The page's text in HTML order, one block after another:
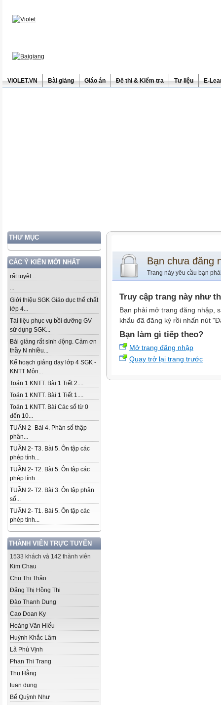
ViOLET.VN Bài giảng Giáo án Đề thi & Kiểm tra Tư liệu E-
THƯ MỤC
CÁC Ý KIẾN MỚI NHẤT
rất tuyệt...
...
Giới thiệu SGK Giáo dục thể chất
lớp 4...
Tài liệu phục vụ bồi dưỡng GV
sử dụng SGK...
Bài giảng rất sinh động. Cảm ơn
thầy N nhiều...
Kế hoạch giảng dạy lớp 4 SGK -
KNTT Môn...
Toán 1 KNTT. Bài 1 Tiết 2....
Toán 1 KNTT. Bài 1 Tiết 1....
Toán 1 KNTT. Bài Các số từ 0
đến 10...
TUẦN 2- Bài 4. Phân số thập
phân...
TUẦN 2- T3. Bài 5. Ôn tập các
phép tính...
TUẦN 2- T2. Bài 5. Ôn tập các
phép tính...
TUẦN 2- T2. Bài 3. Ôn tập phân
số...
TUẦN 2- T1. Bài 5. Ôn tập các
phép tính...
THÀNH VIÊN TRỰC TUYẾN
1533 khách và 142 thành viên
Kim Chau
Chu Thị Thảo
Đặng Thị Hồng Thi
Đào Thanh Dung
Cao Doan Ky
Hoàng Văn Hiếu
Huỳnh Khắc Lâm
Lã Phú Vịnh
Phan Thi Trang
Thu Hằng
tuan dung
Bế Quỳnh Như
Bạn chưa đăng
Trang này yêu cầu bạn
Truy cập trang này như
Bạn phải mở trang đăng nhập,
khẩu đã đăng ký rồi nhấn nút
Bạn làm gì tiếp theo?
Mở trang đăng nhập
Quay trở lại trang trước